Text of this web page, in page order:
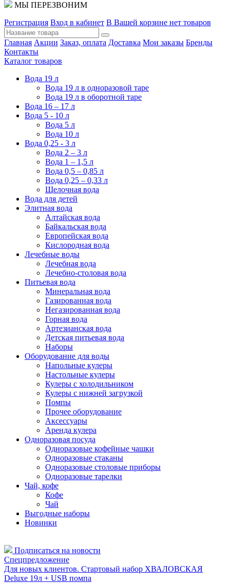
МЫ ПЕРЕЗВОНИМ
Регистрация Вход в кабинет В Вашей корзине нет товаров
Главная Акции Заказ, оплата Доставка Мои заказы Бренды
Контакты
Каталог товаров
Вода 19 л
Вода 19 л в одноразовой таре
Вода 19 л в оборотной таре
Вода 16 – 17 л
Вода 5 - 10 л
Вода 5 л
Вода 10 л
Вода 0,25 - 3 л
Вода 2 – 3 л
Вода 1 – 1,5 л
Вода 0,5 – 0,85 л
Вода 0,25 – 0,33 л
Щелочная вода
Вода для детей
Элитная вода
Алтайская вода
Байкальская вода
Европейская вода
Кислородная вода
Лечебные воды
Лечебная вода
Лечебно-столовая вода
Питьевая вода
Минеральная вода
Газированная вода
Негазированная вода
Горная вода
Артезианская вода
Детская питьевая вода
Наборы
Оборудование для воды
Напольные кулеры
Настольные кулеры
Кулеры с холодильником
Кулеры с нижней загрузкой
Помпы
Прочее оборудование
Аксессуары
Аренда кулера
Одноразовая посуда
Одноразовые кофейные чашки
Одноразовые стаканы
Одноразовые столовые приборы
Одноразовые тарелки
Чай, кофе
Кофе
Чай
Выгодные наборы
Новинки
Подписаться на новости
Спецпредложение
Для новых клиентов. Стартовый набор ХВАЛОВСКАЯ
Deluxe 19л + USB помпа